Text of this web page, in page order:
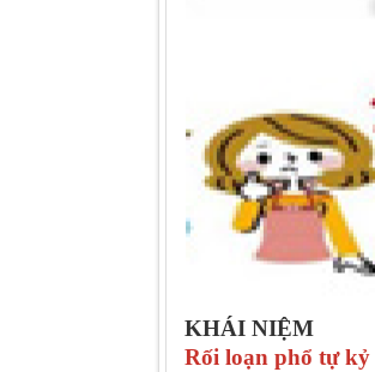
KHÁI NIỆM
Rối loạn phổ tự kỷ